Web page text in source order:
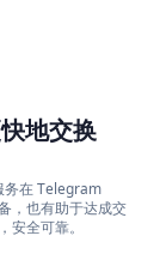
地交换
务在 Telegram
，也有助于达成交
全可靠。